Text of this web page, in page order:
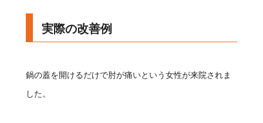
実際の改善例
鍋の蓋を開けるだけで肘が痛いという女性が来院されま
した。